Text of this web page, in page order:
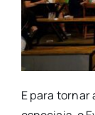
E para tornar